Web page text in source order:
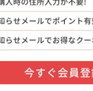
厚手
ゆったり
暖かい
スリムだけどピタピ
残念です。
色もピスタチオ夏ら
以前買ったアプリコッ